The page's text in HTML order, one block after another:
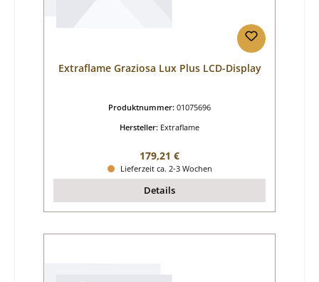
Extraflame Graziosa Lux Plus LCD-Display
Produktnummer: 01075696
Hersteller: Extraflame
Regulärer Preis:
179,21 €
Lieferzeit ca. 2-3 Wochen
Details